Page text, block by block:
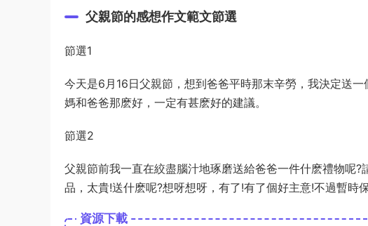
父親節的感想作文範文節選
節選1
今天是6月16日父親節，想到爸爸平時那末辛勞，我決定送
媽和爸爸那麽好，一定有甚麽好的建議。
節選2
父親節前我一直在絞盡腦汁地琢磨送給爸爸一件什麽禮物呢
品，太貴!送什麽呢?想呀想呀，有了!有了個好主意!不過暫時保
資源下載